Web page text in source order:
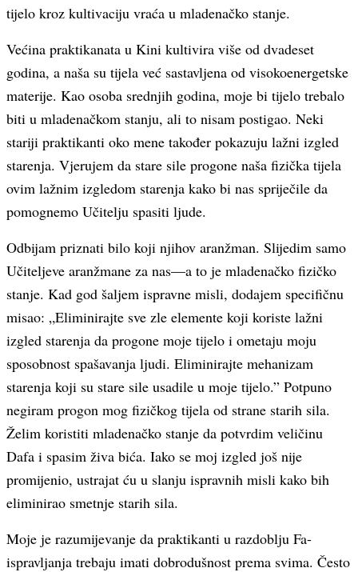
tijelo kroz kultivaciju vraća u mladenačko stanje.
Većina praktikanata u Kini kultivira više od dvadeset
godina, a naša su tijela već sastavljena od visokoenergetske
materije. Kao osoba srednjih godina, moje bi tijelo trebalo
biti u mladenačkom stanju, ali to nisam postigao. Neki
stariji praktikanti oko mene također pokazuju lažni izgled
starenja. Vjerujem da stare sile progone naša fizička tijela
ovim lažnim izgledom starenja kako bi nas spriječile da
pomognemo Učitelju spasiti ljude.
Odbijam priznati bilo koji njihov aranžman. Slijedim samo
Učiteljeve aranžmane za nas—a to je mladenačko fizičko
stanje. Kad god šaljem ispravne misli, dodajem specifičnu
misao: „Eliminirajte sve zle elemente koji koriste lažni
izgled starenja da progone moje tijelo i ometaju moju
sposobnost spašavanja ljudi. Eliminirajte mehanizam
starenja koji su stare sile usadile u moje tijelo.” Potpuno
negiram progon mog fizičkog tijela od strane starih sila.
Želim koristiti mladenačko stanje da potvrdim veličinu
Dafa i spasim živa bića. Iako se moj izgled još nije
promijenio, ustrajat ću u slanju ispravnih misli kako bih
eliminirao smetnje starih sila.
Moje je razumijevanje da praktikanti u razdoblju Fa-
ispravljanja trebaju imati dobrodušnost prema svima. Često